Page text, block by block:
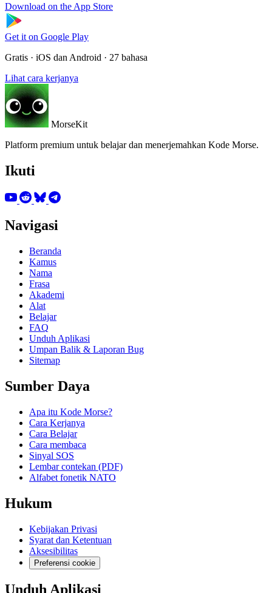
Download on the App Store
Get it on Google Play
Gratis · iOS dan Android · 27 bahasa
Lihat cara kerjanya
MorseKit
Platform premium untuk belajar dan menerjemahkan Kode Morse.
Ikuti
Navigasi
Beranda
Kamus
Nama
Frasa
Akademi
Alat
Belajar
FAQ
Unduh Aplikasi
Umpan Balik & Laporan Bug
Sitemap
Sumber Daya
Apa itu Kode Morse?
Cara Kerjanya
Cara Belajar
Cara membaca
Sinyal SOS
Lembar contekan (PDF)
Alfabet fonetik NATO
Hukum
Kebijakan Privasi
Syarat dan Ketentuan
Aksesibilitas
Preferensi cookie
Unduh Aplikasi